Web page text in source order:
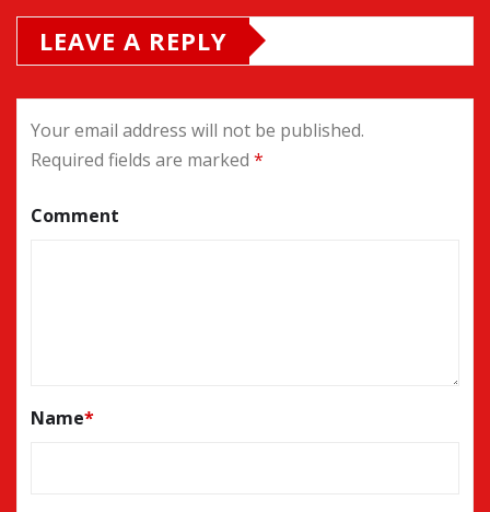
LEAVE A REPLY
Your email address will not be published.
Required fields are marked *
Comment
Name*